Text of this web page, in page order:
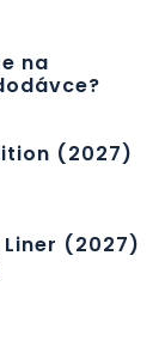
na
(2027)
Liner (2027)